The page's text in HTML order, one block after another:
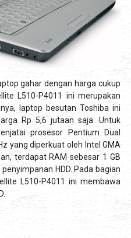
gahar dengan harga cukup
L510-P4011 ini merupakan
laptop besutan Toshiba ini
Rp 5,6 jutaan saja. Untuk
prosesor Pentium Dual
yang diperkuat oleh Intel GMA
terdapat RAM sebesar 1 GB
HDD. Pada bagian
L510-P4011 ini membawa